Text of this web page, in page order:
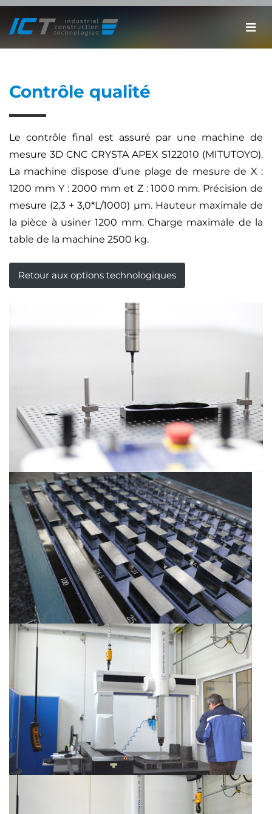
Contrôle qualité
Le contrôle final est assuré par une machine de
mesure 3D CNC CRYSTA APEX S122010 (MITUTOYO).
La machine dispose d’une plage de mesure de X :
1200 mm Y : 2000 mm et Z : 1000 mm. Précision de
mesure (2,3 + 3,0*L/1000) µm. Hauteur maximale de
la pièce à usiner 1200 mm. Charge maximale de la
table de la machine 2500 kg.
Retour aux options technologiques